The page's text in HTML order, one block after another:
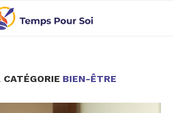
BIEN-ÊTRE